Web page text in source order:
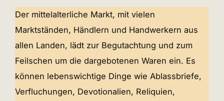
Der mittelalterliche Markt, mit vielen
Marktständen, Händlern und Handwerkern aus
allen Landen, lädt zur Begutachtung und zum
Feilschen um die dargebotenen Waren ein. Es
können lebenswichtige Dinge wie Ablassbriefe,
Verfluchungen, Devotionalien, Reliquien,